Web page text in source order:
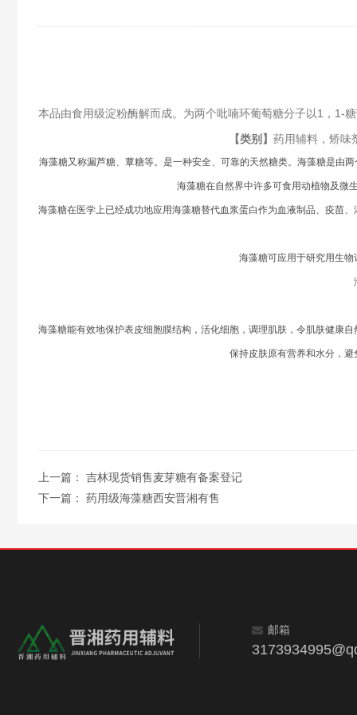
本品由食用级淀粉酶解而成。为两个吡喃环葡萄糖分子以1，1-
【类别】 药用辅料，矫
海藻糖又称漏芦糖、蕈糖等。是一种安全、可靠的天然糖类。海藻糖是由
海藻糖在自然界中许多可食用动植物及微
海藻糖在医学上已经成功地应用海藻糖替代血浆蛋白作为血液制品、疫苗
海藻糖可应用于研究用生
海藻糖能有效地保护表皮细胞膜结构，活化细胞，调理肌肤，令肌肤健康
保持皮肤原有营养和水分，
上一篇： 吉林现货销售麦芽糖有备案登记
下一篇： 药用级海藻糖西安晋湘有售
邮箱